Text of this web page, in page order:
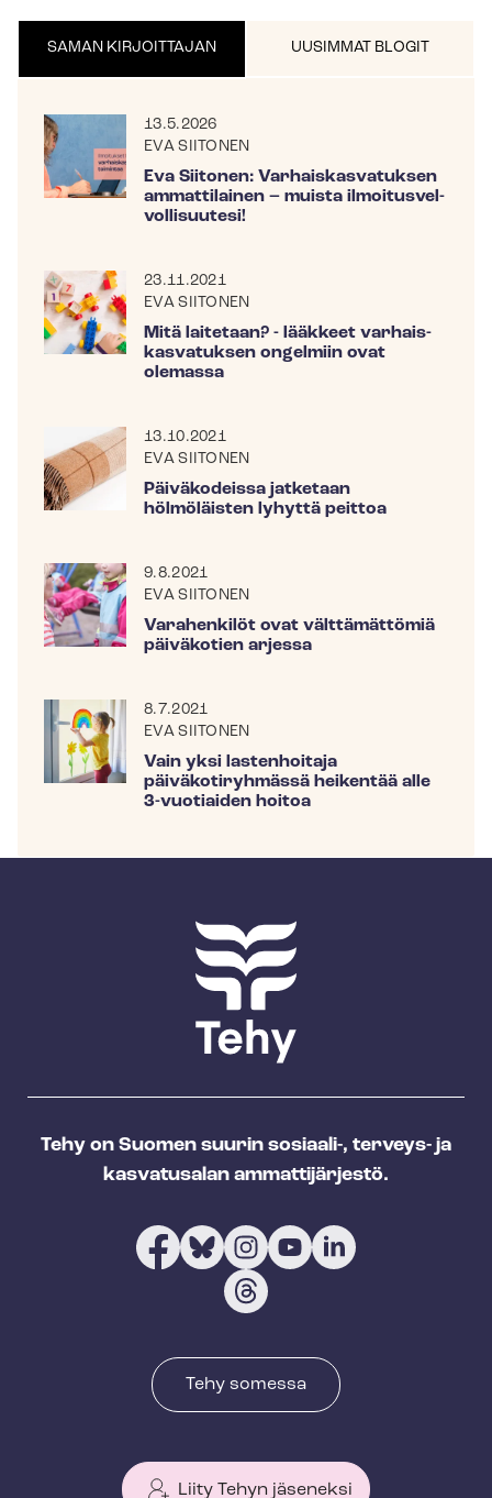
SAMAN KIRJOITTAJAN UUSIMMAT BLOGIT
13.5.2026
EVA SIITONEN
Eva Siitonen: Var­hais­kas­va­tuk­sen
ammattilainen – muista il­moi­tus­vel­
vol­li­suu­te­si!
23.11.2021
EVA SIITONEN
Mitä laitetaan? - lääkkeet var­hais­
kas­va­tuk­sen ongelmiin ovat
olemassa
13.10.2021
EVA SIITONEN
Päiväkodeissa jatketaan
hölmöläisten lyhyttä peittoa
9.8.2021
EVA SIITONEN
Varahenkilöt ovat välttämättömiä
päiväkotien arjessa
8.7.2021
EVA SIITONEN
Vain yksi lastenhoitaja
päiväkotiryhmässä heikentää alle
3-vuotiaiden hoitoa
Tehy on Suomen suurin sosiaali-, terveys- ja
kasvatusalan ammattijärjestö.
Tehy somessa
Liity Tehyn jäseneksi